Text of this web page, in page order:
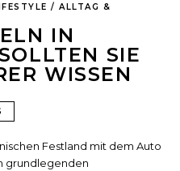
/ ALLTAG &
IN
SIE
WISSEN
Festland mit dem Auto
grundlegenden